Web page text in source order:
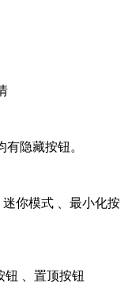
隐藏按钮。
模式 、最小化按
、置顶按钮